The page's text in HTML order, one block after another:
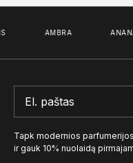
AMBRA
Tapk modernios
ir gauk 10% nuolaidą